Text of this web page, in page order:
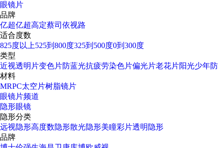
眼镜片
品牌
亿超亿超高定蔡司 依视路
适合度数
825度以上525到800度325到500度0到300度
类型
近视透明片变色片防蓝光抗疲劳染色片偏光片老花片阳光少年
材料
MRPC太空片树脂镜片
眼镜片频道
隐形眼镜
隐形分类
远视隐形高度数隐形散光隐形美瞳彩片透明隐形
品牌